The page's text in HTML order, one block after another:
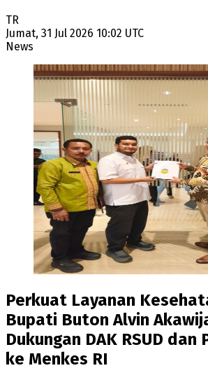
TR
Jumat, 31 Jul 2026 10:02 UTC
News
Perkuat Layanan
Bupati Buton Alvin
Dukungan DAK RSUD dan
ke Menkes RI